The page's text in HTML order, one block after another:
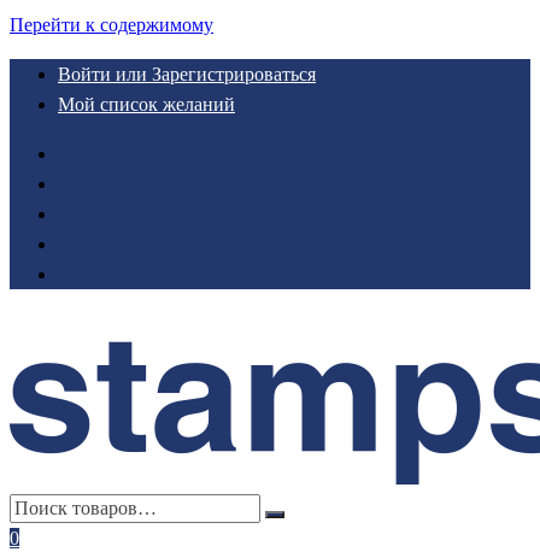
Перейти к содержимому
Войти или Зарегистрироваться
Мой список желаний
0